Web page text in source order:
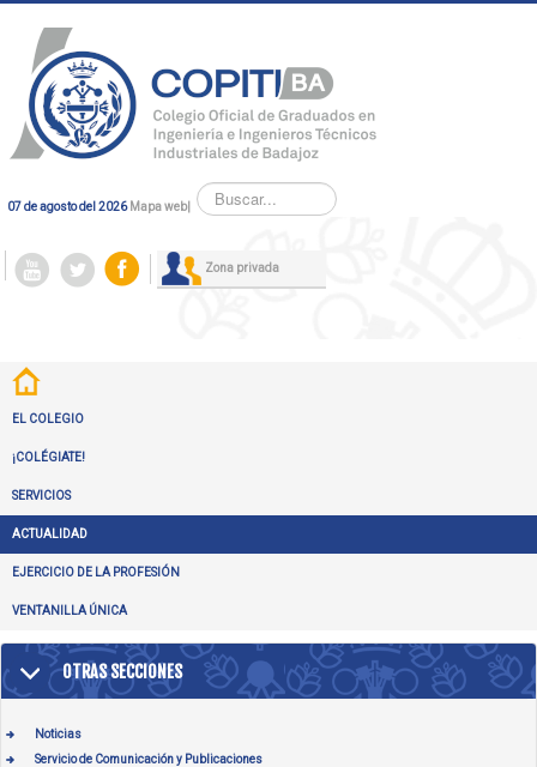
07 de agosto del 2026 Mapa web|
Buscar...
Zona privada
EL COLEGIO
¡COLÉGIATE!
SERVICIOS
ACTUALIDAD
EJERCICIO DE LA PROFESIÓN
VENTANILLA ÚNICA
OTRAS SECCIONES
Noticias
Servicio de Comunicación y Publicaciones